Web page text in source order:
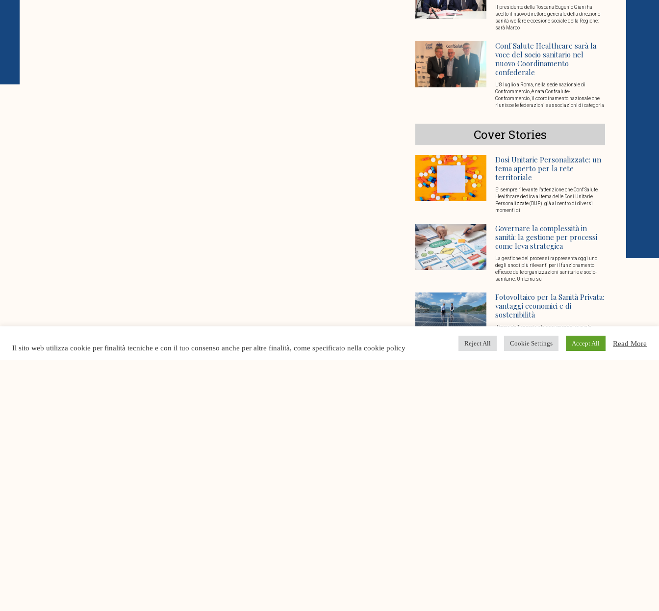
Il presidente della Toscana Eugenio Giani ha
scelto il nuovo direttore generale della direzione
sanità welfare e coesione sociale della Regione:
sarà Marco
Conf Salute Healthcare sarà la
voce del socio sanitario nel
nuovo Coordinamento
confederale
L’8 luglio a Roma, nella sede nazionale di
Confcommercio, è nata Confsalute-
Confcommercio, il coordinamento nazionale che
riunisce le federazioni e associazioni di categoria
Cover Stories
Dosi Unitarie Personalizzate: un
tema aperto per la rete
territoriale
E’ sempre rilevante l’attenzione che Conf Salute
Healthcare dedica al tema delle Dosi Unitarie
Personalizzate (DUP), già al centro di diversi
momenti di
Governare la complessità in
sanità: la gestione per processi
come leva strategica
La gestione dei processi rappresenta oggi uno
degli snodi più rilevanti per il funzionamento
efficace delle organizzazioni sanitarie e socio-
sanitarie. Un tema su
Fotovoltaico per la Sanità Privata:
vantaggi economici e di
sostenibilità
Il tema dell’energia sta assumendo un ruolo
l’esigenza di garantire ogni giorno continuità di
Il sito web utilizza cookie per finalità tecniche e con il tuo consenso anche per altre finalità, come specificato nella cookie policy
Reject All Cookie Settings Accept All Read More